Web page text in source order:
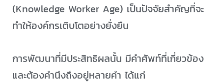
(Knowledge Worker Age) เป็นปัจจัยสำคัญที่จะ
ทำให้องค์กรเติบโตอย่างยั่งยืน
การพัฒนาที่มีประสิทธิผลนั้น มีคำศัพท์ที่เกี่ยวข้อง
และต้องคำนึงถึงอยู่หลายคำ ได้แก่